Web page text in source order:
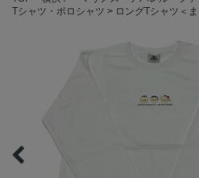
Tシャツ・ポロシャツ
ロングTシャツ＜